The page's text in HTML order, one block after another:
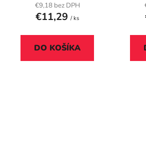
€9,18 bez DPH
€11,29 / ks
DO KOŠÍKA